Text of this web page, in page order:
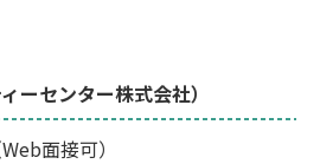
ーセンター株式会社）
面接可）